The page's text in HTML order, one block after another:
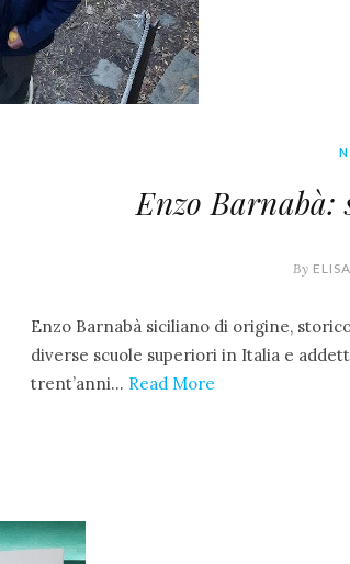
Enzo Barnabà:
By
Enzo Barnabà siciliano di origine,
diverse scuole superiori in Italia e
trent’anni… Read More